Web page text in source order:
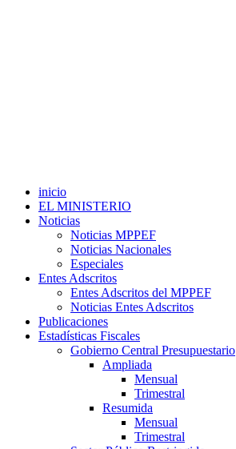
inicio
EL MINISTERIO
Noticias
Noticias MPPEF
Noticias Nacionales
Especiales
Entes Adscritos
Entes Adscritos del MPPEF
Noticias Entes Adscritos
Publicaciones
Estadísticas Fiscales
Gobierno Central Presupuestario
Ampliada
Mensual
Trimestral
Resumida
Mensual
Trimestral